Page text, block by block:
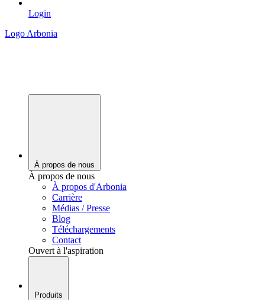
Login
Logo Arbonia
À propos de nous
À propos de nous
À propos d'Arbonia
Carrière
Médias / Presse
Blog
Téléchargements
Contact
Ouvert à l'aspiration
Produits